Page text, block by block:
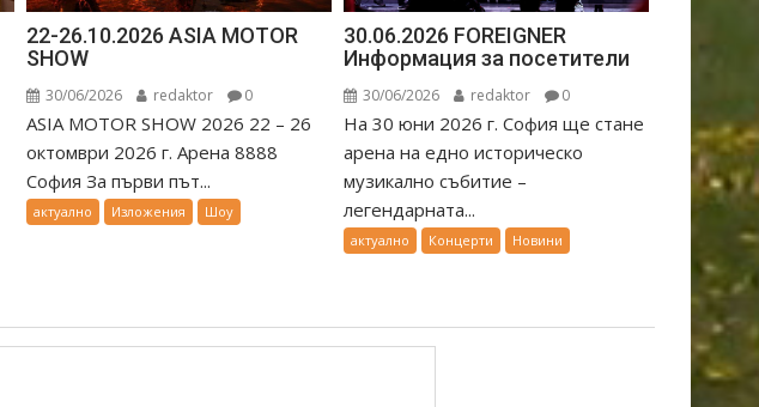
22-26.10.2026 ASIA MOTOR
SHOW
30/06/2026 redaktor 0
ASIA MOTOR SHOW 2026 22 – 26
октомври 2026 г. Арена 8888
София За първи път...
актуално Изложения Шоу
30.06.2026 FOREIGNER
Информация за посетители
30/06/2026 redaktor 0
На 30 юни 2026 г. София ще стане
арена на едно историческо
музикално събитие –
легендарната...
актуално Концерти Новини